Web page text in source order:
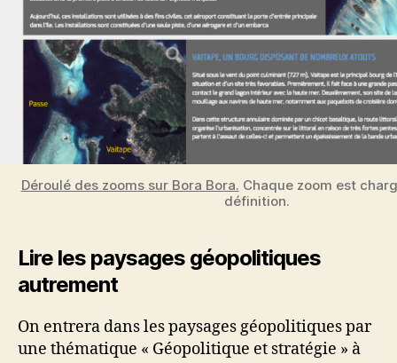
Déroulé des zooms sur Bora Bora. Chaque zoom est
définition.
Lire les paysages géopolitiques
autrement
On entrera dans les paysages géopolitiques par
une thématique « Géopolitique et stratégie » à